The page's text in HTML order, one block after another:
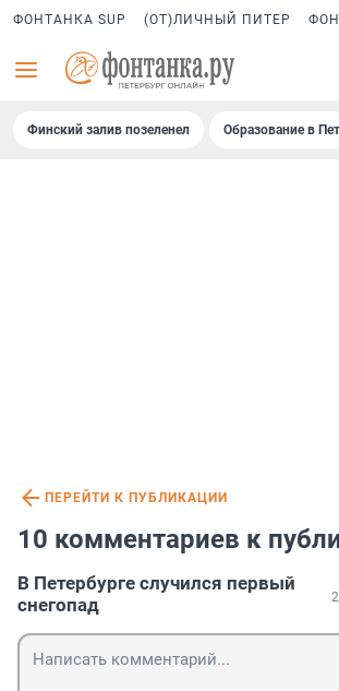
ФОНТАНКА SUP (ОТ)ЛИЧНЫЙ ПИТЕР
Финский залив позеленел Образование в
ПЕРЕЙТИ К ПУБЛИКАЦИИ
10 комментариев к
В Петербурге случился первый
снегопад